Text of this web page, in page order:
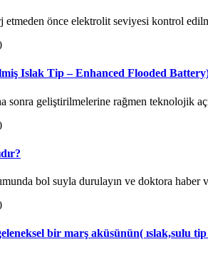
etmeden önce elektrolit seviyesi kontrol
Islak Tip – Enhanced Flooded
sonra geliştirilmelerine rağmen teknolojik
bol suyla durulayın ve doktora
bir marş aküsünün( ıslak,sulu